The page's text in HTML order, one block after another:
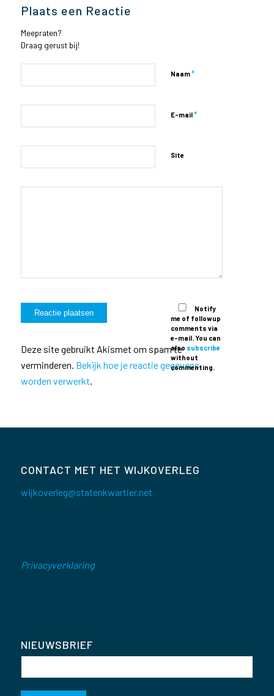
Plaats een Reactie
Meepraten?
Draag gerust bij!
Naam*
E-mail*
Site
Notify
me of followup
comments via
e-mail. You can
also subscribe
without
commenting.
Deze site gebruikt Akismet om spam te
verminderen. Bekijk hoe je reactie gegevens
worden verwerkt
CONTACT MET HET WIJKOVERLEG
wijkoverleg@statenkwartier.net
Privacyverklaring
NIEUWSBRIEF